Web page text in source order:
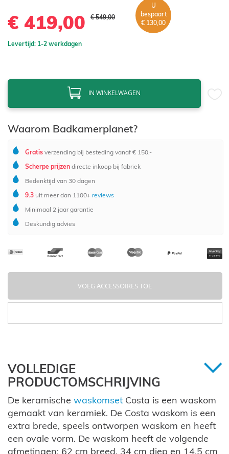
€ 419,00 € 549,00
U
bespaart
€ 130,00
Levertijd: 1-2 werkdagen
IN WINKELWAGEN
Waarom Badkamerplanet?
Gratis verzending bij besteding vanaf € 150,-
Scherpe prijzen directe inkoop bij fabriek
Bedenktijd van 30 dagen
9.3 uit meer dan 1100+ reviews
Minimaal 2 jaar garantie
Deskundig advies
VOEG ACCESSOIRES TOE
VOLLEDIGE
PRODUCTOMSCHRIJVING
De keramische waskomset Costa is een waskom
gemaakt van keramiek. De Costa waskom is een
extra brede, speels ontworpen waskom en heeft
een ovale vorm. De waskom heeft de volgende
afmetingen: 62 cm breed, 34 cm diep en 14,5 cm